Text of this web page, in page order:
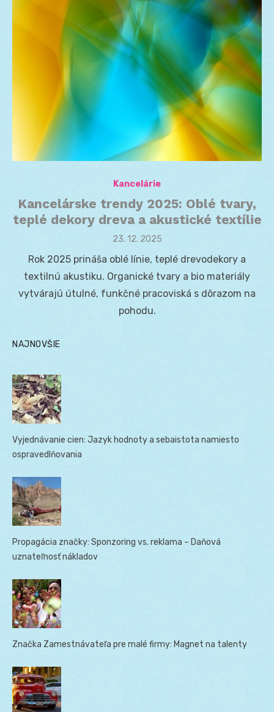
Kancelárie
Kancelárske trendy 2025: Oblé tvary,
teplé dekory dreva a akustické textílie
Posted
23. 12. 2025
Rok 2025 prináša oblé línie, teplé drevodekory a
textilnú akustiku. Organické tvary a bio materiály
vytvárajú útulné, funkčné pracoviská s dôrazom na
pohodu.
NAJNOVŠIE
Vyjednávanie cien: Jazyk hodnoty a sebaistota namiesto
ospravedlňovania
Propagácia značky: Sponzoring vs. reklama – Daňová
uznateľnosť nákladov
Značka Zamestnávateľa pre malé firmy: Magnet na talenty